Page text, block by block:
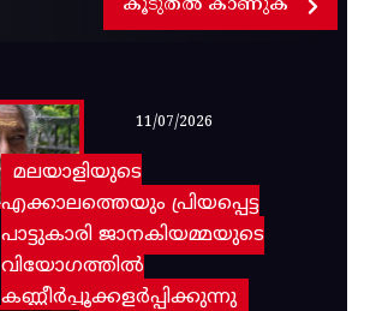
കൂടുതൽ കാണുക
മലയാളിയുടെ
എക്കാലത്തെയും പ്രിയപ്പെട്ട
പാട്ടുകാരി ജാനകിയമ്മയുടെ
വിയോഗത്തിൽ
കണ്ണീർപ്പൂക്കളർപ്പിക്കുന്നു
11/07/2026